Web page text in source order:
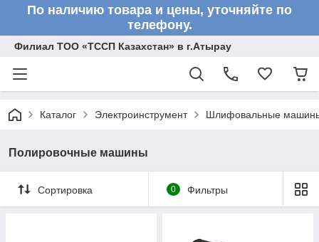
По наличию товара и цены, уточняйте по
телефону.
Филиал ТОО «ТССП Казахстан» в г.Атырау
Каталог Электроинструмент Шлифовальные
Полировочные машины
Сортировка 0 Фильтры